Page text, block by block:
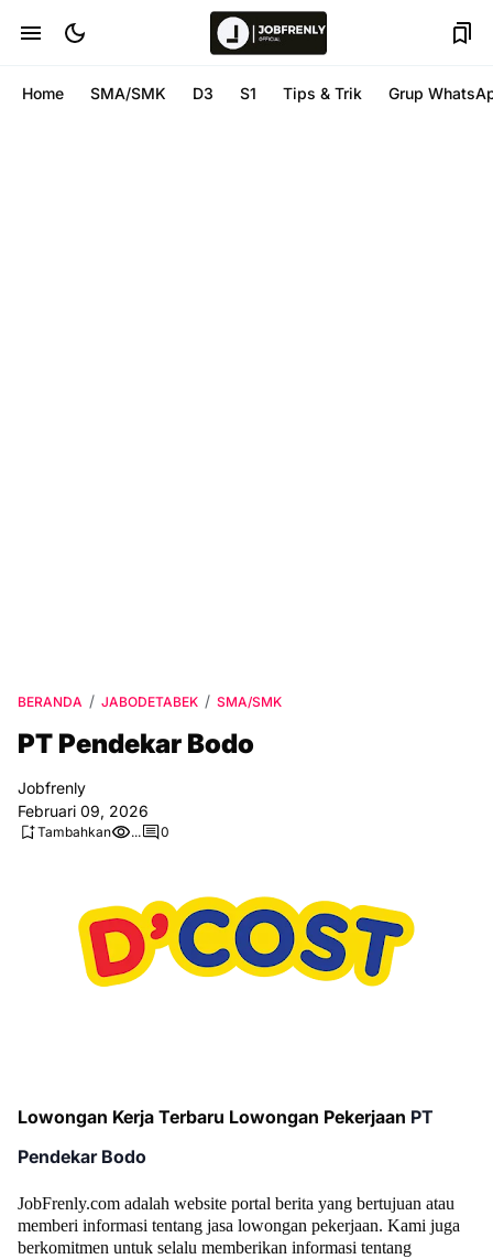
Home SMA/SMK D3 S1 Tips & Trik Grup
BERANDA JABODETABEK SMA/SMK
PT Pendekar Bodo
Jobfrenly
Februari 09, 2026
Tambahkan ... 0
Lowongan Kerja Terbaru Lowongan Pekerjaan PT
Pendekar Bodo
JobFrenly.com adalah website portal berita yang bertujuan atau
memberi informasi tentang jasa lowongan pekerjaan. Kami juga
berkomitmen untuk selalu memberikan informasi tentang